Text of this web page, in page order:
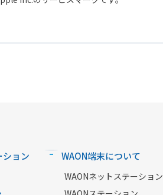
ョン
WAON端末について
WAONネットステーション